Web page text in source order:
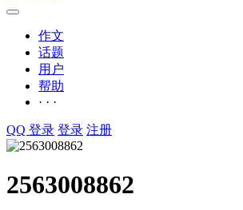
作文
话题
用户
帮助
· · ·
QQ 登录 登录 注册
2563008862